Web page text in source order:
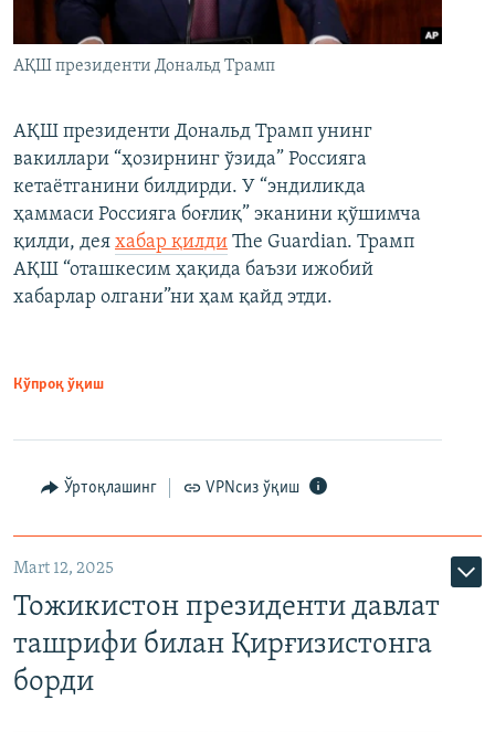
АҚШ президенти Дональд Трамп
АҚШ президенти Дональд Трамп унинг
вакиллари “ҳозирнинг ўзида” Россияга
кетаётганини билдирди. У “эндиликда
ҳаммаси Россияга боғлиқ” эканини қўшимча
қилди, дея хабар қилди The Guardian. Трамп
АҚШ “оташкесим ҳақида баъзи ижобий
хабарлар олгани”ни ҳам қайд этди.
Кўпроқ ўқиш
Ўртоқлашинг VPNсиз ўқиш
Mart 12, 2025
Тожикистон президенти давлат
ташрифи билан Қирғизистонга
борди